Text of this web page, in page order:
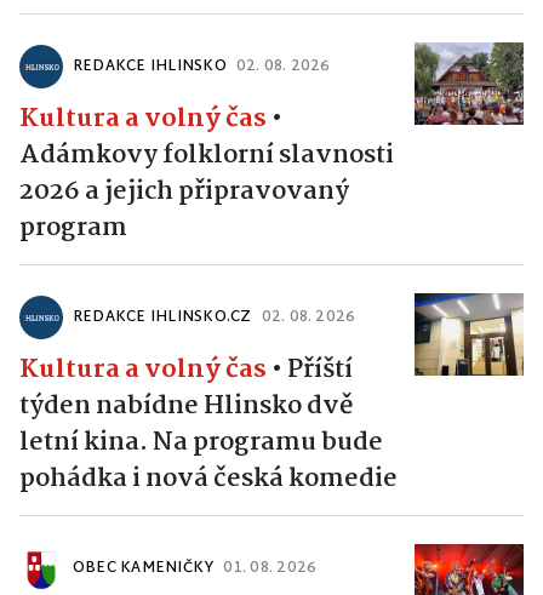
REDAKCE IHLINSKO 02. 08. 2026
Kultura a volný čas •
Adámkovy folklorní slavnosti
2026 a jejich připravovaný
program
REDAKCE IHLINSKO.CZ 02. 08. 2026
Kultura a volný čas • Příští
týden nabídne Hlinsko dvě
letní kina. Na programu bude
pohádka i nová česká komedie
OBEC KAMENIČKY 01. 08. 2026